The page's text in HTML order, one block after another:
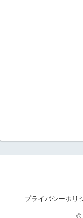
プライバシーポリ
©